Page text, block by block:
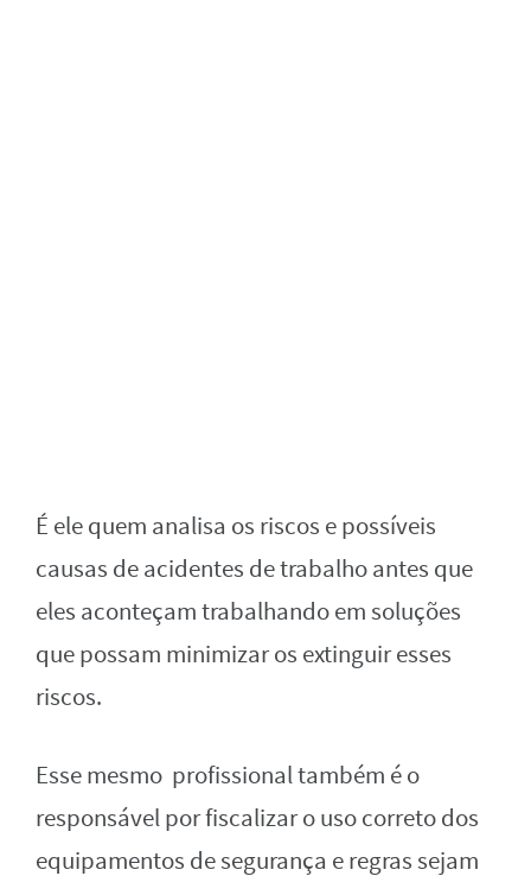
É ele quem analisa os riscos e possíveis
causas de acidentes de trabalho antes que
eles aconteçam trabalhando em soluções
que possam minimizar os extinguir esses
riscos.
Esse mesmo profissional também é o
responsável por fiscalizar o uso correto dos
equipamentos de segurança e regras sejam